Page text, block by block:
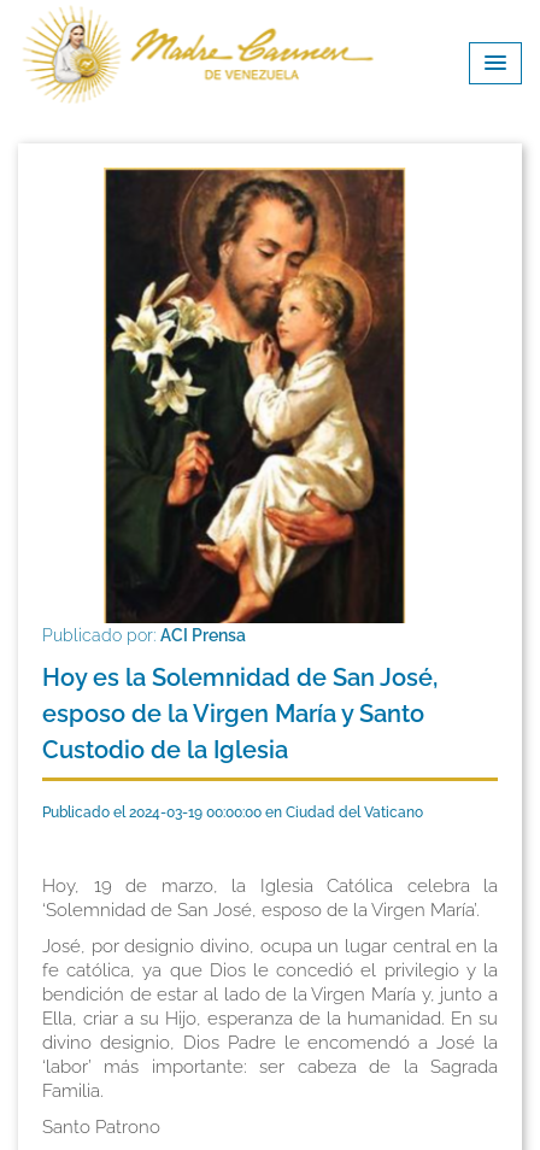
Publicado por: ACI Prensa
Hoy es la Solemnidad de San José,
esposo de la Virgen María y Santo
Custodio de la Iglesia
Publicado el 2024-03-19 00:00:00 en Ciudad del Vaticano
Hoy, 19 de marzo, la Iglesia Católica celebra la
‘Solemnidad de San José, esposo de la Virgen María’.
José, por designio divino, ocupa un lugar central en la
fe católica, ya que Dios le concedió el privilegio y la
bendición de estar al lado de la Virgen María y, junto a
Ella, criar a su Hijo, esperanza de la humanidad. En su
divino designio, Dios Padre le encomendó a José la
‘labor’ más importante: ser cabeza de la Sagrada
Familia.
Santo Patrono